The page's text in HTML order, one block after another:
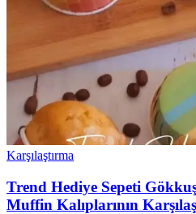
Karşılaştırma
Trend Hediye Sepeti
Muffin Kalıplarının